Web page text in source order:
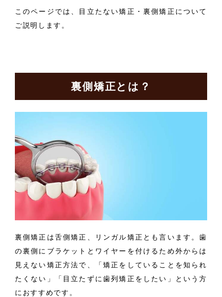
このページでは、目立たない矯正・裏側矯正について
ご説明します。
裏側矯正とは？
裏側矯正は舌側矯正、リンガル矯正とも言います。歯
の裏側にブラケットとワイヤーを付けるため外からは
見えない矯正方法で、「矯正をしていることを知られ
たくない」「目立たずに歯列矯正をしたい」という方
におすすめです。